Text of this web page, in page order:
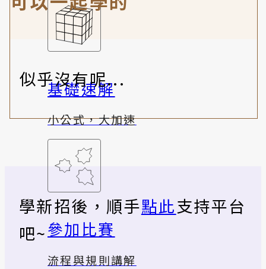
基礎速解
小公式，大加速
參加比賽
流程與規則講解
似乎沒有呢...
學新招後，順手點此支持平台
吧~